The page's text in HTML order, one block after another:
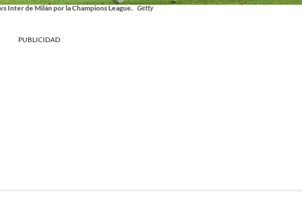
Inter de Milán por la Champions League. Getty
PUBLICIDAD